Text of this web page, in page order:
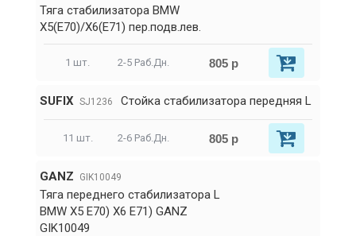
Тяга стабилизатора BMW
X5(E70)/X6(E71) пер.подв.лев.
1 шт. 2-5 Раб.Дн. 805 р
SUFIX SJ1236 Стойка стабилизатора передняя L
11 шт. 2-6 Раб.Дн. 805 р
GANZ GIK10049
Тяга переднего стабилизатора L
BMW X5 E70) X6 E71) GANZ
GIK10049